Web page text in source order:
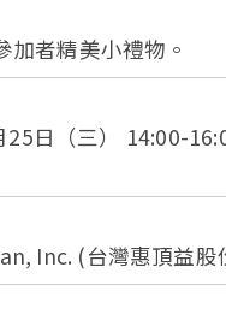
加者精美小禮物。
25日（三） 14:00-
Inc. (台灣惠頂益股